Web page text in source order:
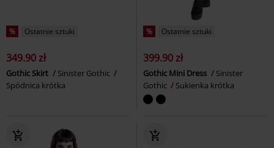
% Ostatnie sztuki
349.90 zł
Gothic Skirt
Sinister Gothic
Spódnica krótka
% Ostatnie sztuki
399.90 zł
Gothic Mini Dress
Sinister
Gothic
Sukienka krótka